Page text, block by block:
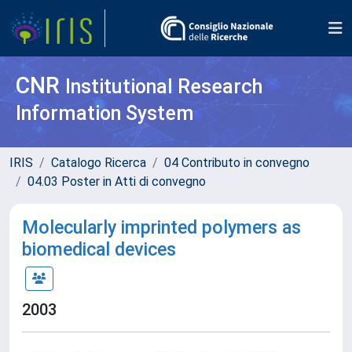
CNR Institutional Research
Information System
IRIS Catalogo Ricerca
04 Contributo in convegno
04.03 Poster in Atti di convegno
Molecularly imprinted polymers as
biomedical devices
2003